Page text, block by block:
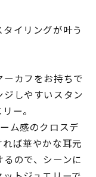
～
イリングが叶う
カフをお持ちで
しやすいスタン
ー。
ム感のクロスデ
ば華やかな耳元
ので、シーンに